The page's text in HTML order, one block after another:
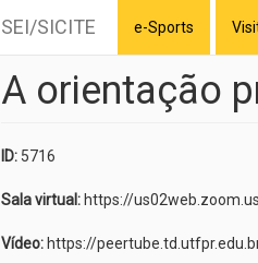
SEI/SICITE e-Sports
A orientação
ID: 5716
Sala virtual: https://
Vídeo: https://